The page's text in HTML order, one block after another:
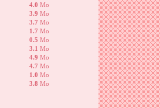
4.0 Mo
3.9 Mo
3.7 Mo
1.7 Mo
0.5 Mo
3.1 Mo
4.9 Mo
4.7 Mo
1.0 Mo
3.8 Mo